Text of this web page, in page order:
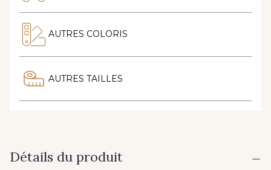
AUTRES COLORIS
AUTRES TAILLES
Détails du produit